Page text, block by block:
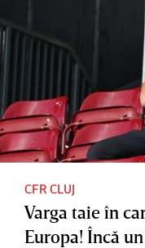
CFR CLUJ
Varga taie în
Europa! Încă